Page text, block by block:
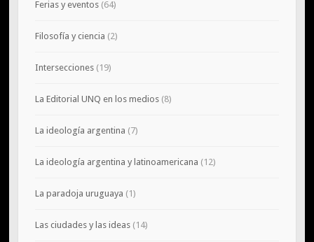
Ferias y eventos(64)
Filosofía y ciencia (2)
Intersecciones(19)
La Editorial UNQ en los medios(8)
La ideología argentina (7)
La ideología argentina y latinoamericana (12)
La paradoja uruguaya (1)
Las ciudades y las ideas(14)